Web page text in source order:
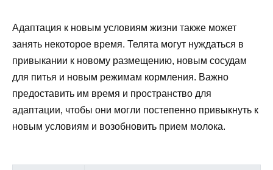
Адаптация к новым условиям жизни также может
занять некоторое время. Телята могут нуждаться в
привыкании к новому размещению, новым сосудам
для питья и новым режимам кормления. Важно
предоставить им время и пространство для
адаптации, чтобы они могли постепенно привыкнуть к
новым условиям и возобновить прием молока.